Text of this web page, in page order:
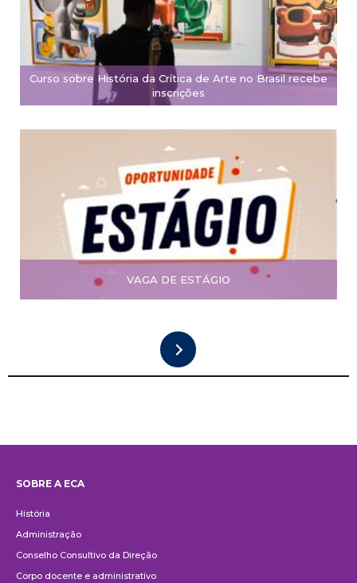
Curso sobre História da Crítica de Arte no Brasil recebe
inscrições
VAGA DE ESTÁGIO
SOBRE A ECA
História
Administração
Conselho Consultivo da Direção
Corpo docente e administrativo